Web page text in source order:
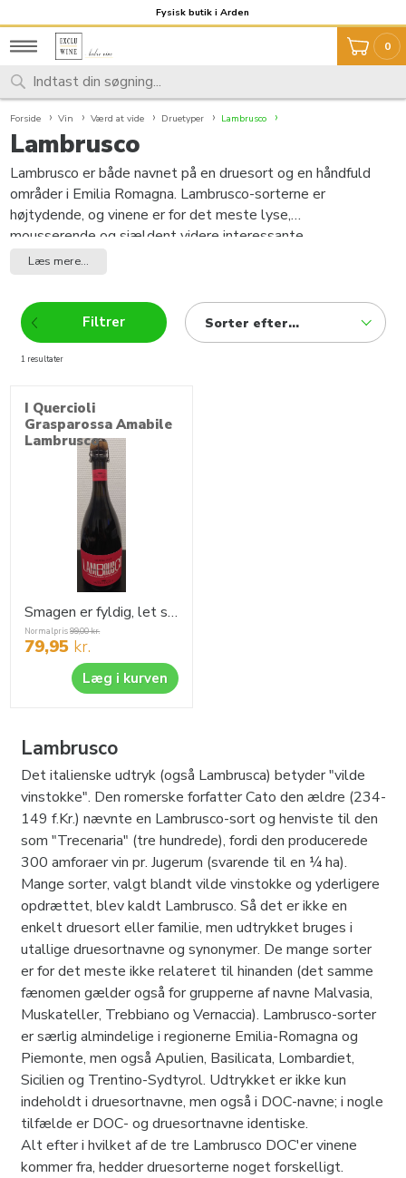
Fragt 59,- Fri fragt over 999,-
Fysisk butik i Arden
0
Forside Vin Værd at vide Druetyper Lambrusco
Lambrusco
Lambrusco er både navnet på en druesort og en håndfuld
områder i Emilia Romagna. Lambrusco-sorterne er
højtydende, og vinene er for det meste lyse,
mousserende og sjældent videre interessante.
Læs mere...
Filtrer Sorter efter...
1 resultater
I Quercioli
Grasparossa Amabile
Lambrusco
Smagen er fyldig, let sødme med solbær og kirsebær, nydes til friske jordbær eller frisk frugt.
79,95 kr.
Normalpris99,00kr.
Læg i kurven
Lambrusco
Det italienske udtryk (også Lambrusca) betyder "vilde
vinstokke". Den romerske forfatter Cato den ældre (234-
149 f.Kr.) nævnte en Lambrusco-sort og henviste til den
som "Trecenaria" (tre hundrede), fordi den producerede
300 amforaer vin pr. Jugerum (svarende til en ¼ ha).
Mange sorter, valgt blandt vilde vinstokke og yderligere
opdrættet, blev kaldt Lambrusco. Så det er ikke en
enkelt druesort eller familie, men udtrykket bruges i
utallige druesortnavne og synonymer. De mange sorter
er for det meste ikke relateret til hinanden (det samme
fænomen gælder også for grupperne af navne Malvasia,
Muskateller, Trebbiano og Vernaccia). Lambrusco-sorter
er særlig almindelige i regionerne Emilia-Romagna og
Piemonte, men også Apulien, Basilicata, Lombardiet,
Sicilien og Trentino-Sydtyrol. Udtrykket er ikke kun
indeholdt i druesortnavne, men også i DOC-navne; i nogle
tilfælde er DOC- og druesortnavne identiske.
Alt efter i hvilket af de tre Lambrusco DOC'er vinene
kommer fra, hedder druesorterne noget forskelligt.